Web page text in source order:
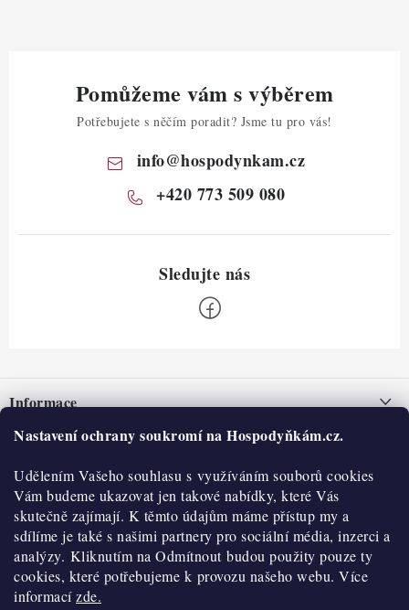
Nastavení ochrany soukromí na Hospodyňkám.cz.
Udělením Vašeho souhlasu s využíváním souborů cookies
Vám budeme ukazovat jen takové nabídky, které Vás
skutečně zajímají. K těmto údajům máme přístup my a
sdílíme je také s našimi partnery pro sociální média, inzerci a
analýzy. Kliknutím na Odmítnout budou použity pouze ty
cookies, které potřebujeme k provozu našeho webu. Více
informacízde.
Pomůžeme vám s výběrem
Potřebujete s něčím poradit? Jsme tu pro vás!
info@hospodynkam.cz
+420 773 509 080
pInformace
Nepřevzetí zásilky na dobírku
Obchodní podmínky
Hodnocení obchodu
Blog
Moje objednávka
O nás
Historie
Kontakty
O nákupu
Reklamace a vratky
Výdejní místa